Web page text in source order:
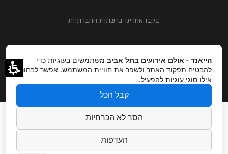
עקבו אחרינו ברשתות החברתיות
חתונות ואירועים עסקיים אודות
צור קשר קרדיטים לצלמים הצהרת נגישות
הייאנד - אולם אירועים בתל אביב משתמשים בעוגיות כדי
להבטיח תפקוד האתר ולשפר את חוויית המשתמש. אפשר לבחור
אילו סוגי עוגיות להפעיל.
קבל הכל
הסר לא הכרחיות
העדפות